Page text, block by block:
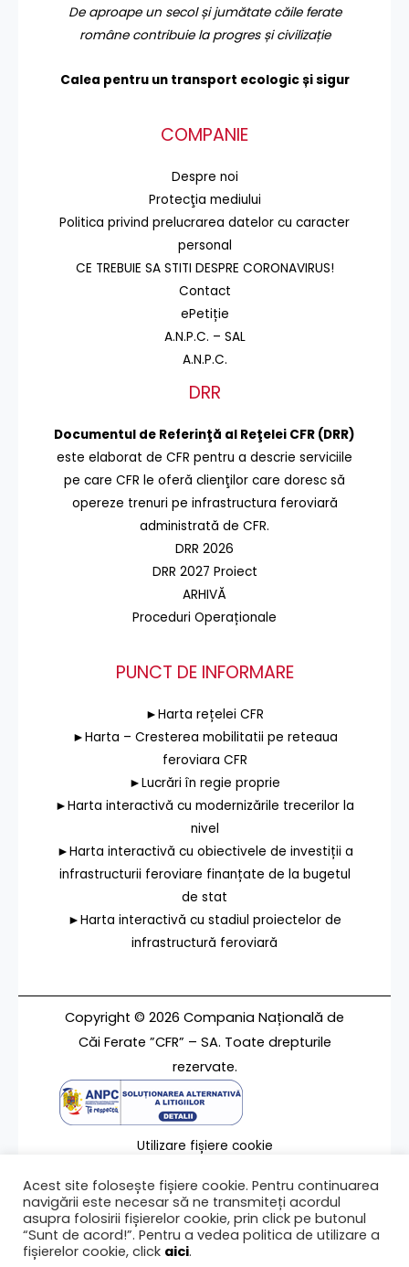
De aproape un secol și jumătate căile ferate
române contribuie la progres și civilizație
Calea pentru un transport ecologic și sigur
COMPANIE
Despre noi
Protecţia mediului
Politica privind prelucrarea datelor cu caracter
personal
CE TREBUIE SA STITI DESPRE CORONAVIRUS!
Contact
ePetiție
A.N.P.C. – SAL
A.N.P.C.
DRR
Documentul de Referinţă al Reţelei CFR (DRR)
este elaborat de CFR pentru a descrie serviciile
pe care CFR le oferă clienţilor care doresc să
opereze trenuri pe infrastructura feroviară
administrată de CFR.
DRR 2026
DRR 2027 Proiect
ARHIVĂ
Proceduri Operaționale
PUNCT DE INFORMARE
►Harta rețelei CFR
►Harta – Cresterea mobilitatii pe reteaua
feroviara CFR
►Lucrări în regie proprie
►Harta interactivă cu modernizările trecerilor la
nivel
►Harta interactivă cu obiectivele de investiții a
infrastructurii feroviare finanțate de la bugetul
de stat
►Harta interactivă cu stadiul proiectelor de
infrastructură feroviară
Copyright © 2026 Compania Națională de
Căi Ferate ”CFR” – SA. Toate drepturile
rezervate.
Utilizare fișiere cookie
Contact
Ultima modificare a paginii 30/06/2023
Acest site folosește fișiere cookie. Pentru continuarea
navigării este necesar să ne transmiteți acordul
asupra folosirii fișierelor cookie, prin click pe butonul
“Sunt de acord!”. Pentru a vedea politica de utilizare a
fișierelor cookie, click aici.